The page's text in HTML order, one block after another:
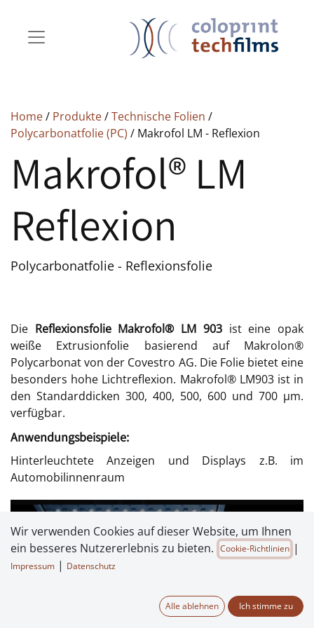
Home/ Produkte/Technische Folien /
Polycarbonatfolie (PC) / Makrofol LM - Reflexion
Makrofol® LM
Reflexion
Polycarbonatfolie - Reflexionsfolie
Die Reflexionsfolie Makrofol® LM 903 ist eine opak
weiße Extrusionfolie basierend auf Makrolon®
Polycarbonat von der Covestro AG. Die Folie bietet eine
besonders hohe Lichtreflexion. Makrofol® LM903 ist in
den Standarddicken 300, 400, 500, 600 und 700 μm.
verfügbar.
Anwendungsbeispiele:
Hinterleuchtete Anzeigen und Displays z.B. im
Automobilinnenraum
Wir verwenden Cookies auf dieser Website, um Ihnen
ein besseres Nutzererlebnis zu bieten. Cookie-Richtlinien |
Impressum | Datenschutz
Alle ablehnen Ich stimme zu